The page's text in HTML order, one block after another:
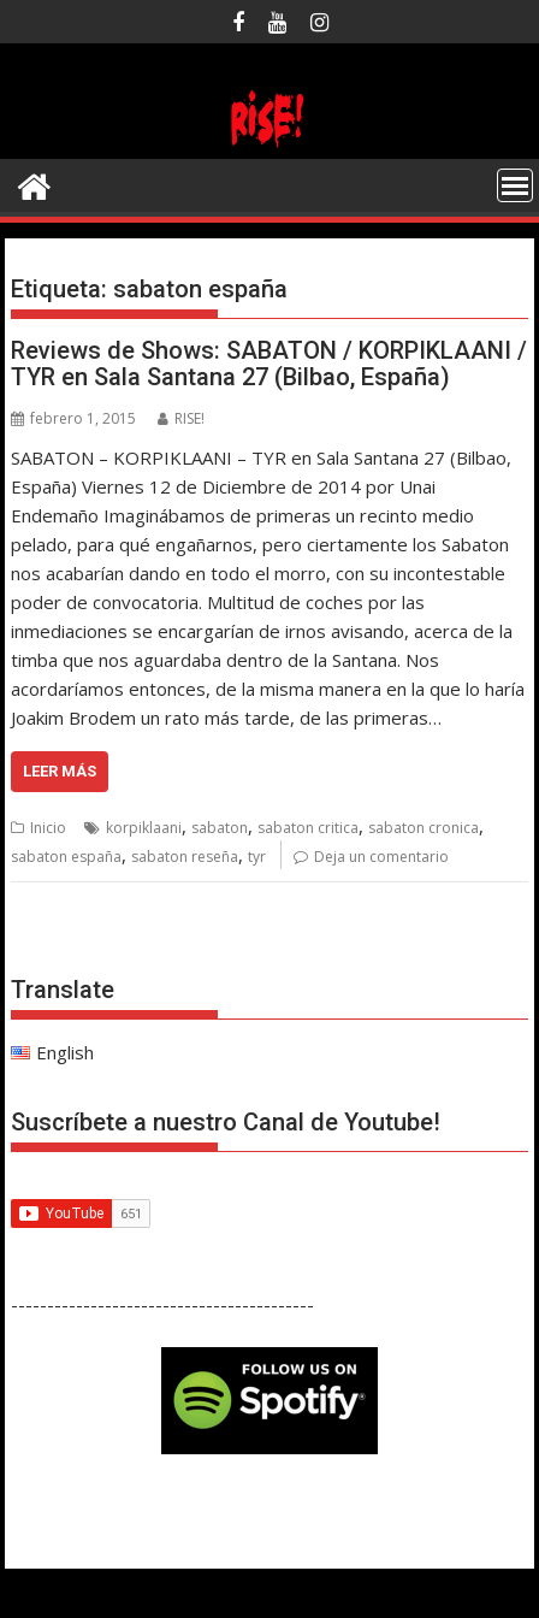
al
Etiqueta: sabaton españa
Reviews de Shows: SABATON / KORPIKLAANI /
TYR en Sala Santana 27 (Bilbao, España)
febrero 1, 2015 RISE!
SABATON – KORPIKLAANI – TYR en Sala Santana 27 (Bilbao,
España) Viernes 12 de Diciembre de 2014 por Unai
Endemaño Imaginábamos de primeras un recinto medio
pelado, para qué engañarnos, pero ciertamente los Sabaton
nos acabarían dando en todo el morro, con su incontestable
poder de convocatoria. Multitud de coches por las
inmediaciones se encargarían de irnos avisando, acerca de la
timba que nos aguardaba dentro de la Santana. Nos
acordaríamos entonces, de la misma manera en la que lo haría
Joakim Brodem un rato más tarde, de las primeras…
LEER MÁS
Inicio korpiklaani, sabaton, sabaton critica, sabaton cronica,
sabaton españa, sabaton reseña,tyr Deja un comentario
Translate
English
Suscríbete a nuestro Canal de Youtube!
------------------------------------------